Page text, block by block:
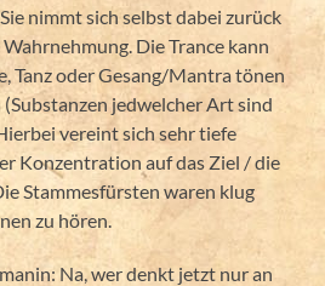
nimmt sich selbst dabei zurück
Die Trance kann
Tanz oder Gesang/Mantra tönen
jedwelcher Art sind
vereint sich sehr tiefe
Konzentration auf das Ziel / die
Stammesfürsten waren klug
zu hören.
Na, wer denkt jetzt nur an